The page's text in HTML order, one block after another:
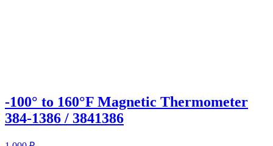
-100° to 160°F Magnetic Thermometer
384-1386 / 3841386